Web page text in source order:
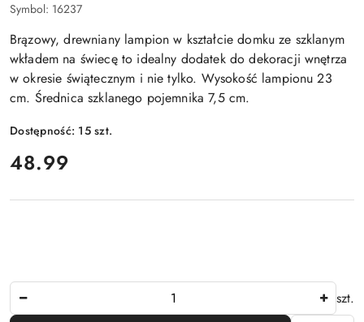
Symbol: 16237
Brązowy, drewniany lampion w kształcie domku ze szklanym
wkładem na świecę to idealny dodatek do dekoracji wnętrza
w okresie świątecznym i nie tylko. Wysokość lampionu 23
cm. Średnica szklanego pojemnika 7,5 cm.
Dostępność: 15szt.
cena:
48.99
szt.